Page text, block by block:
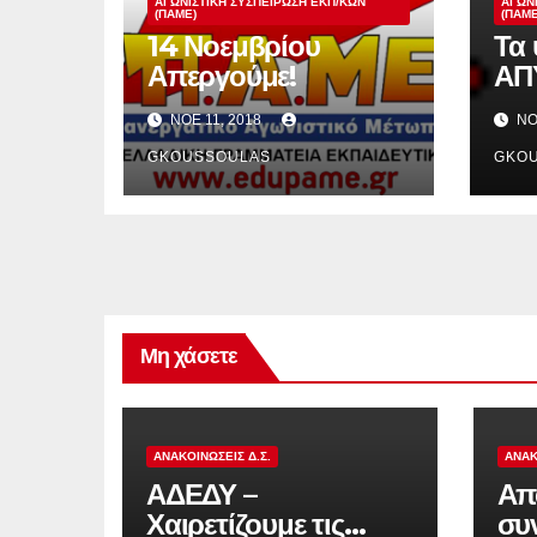
(ΠΑΜΕ)
14 Νοεμβρίου
Απεργούμε!
ΝΟΈ 11, 2018
GKOUSSOULAS
Τα
Μη χάσετε
ΑΝΑΚΟΙΝΏΣΕΙΣ Δ.Σ.
ΑΔΕΔΥ –
Χαιρετίζουμε τις